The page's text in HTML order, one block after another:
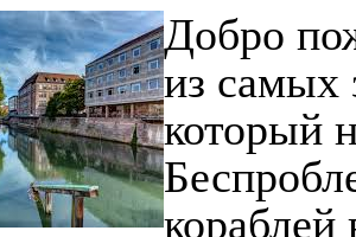
Добро
из самых
который
кораблей